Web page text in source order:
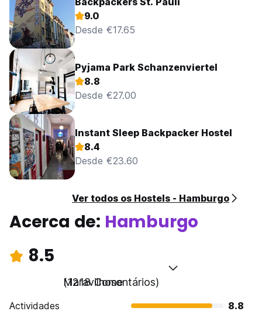
9.0
Desde €17.65
Pyjama Park Schanzenviertel
8.8
Desde €27.00
Instant Sleep Backpacker Hostel
8.4
Desde €23.60
Ver todos os Hostels - Hamburgo
Acerca de: Hamburgo
8.5
Maravilhoso
(1218 Comentários)
Actividades
8.8